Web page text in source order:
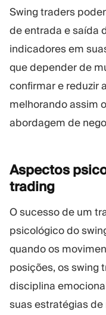
Swing traders
de entrada e saída
indicadores em
que depender de
confirmar e reduzir
melhorando assim
abordagem de
Aspectos
trading
O sucesso de um
psicológico do
quando os
posições, os swing
disciplina
suas estratégias